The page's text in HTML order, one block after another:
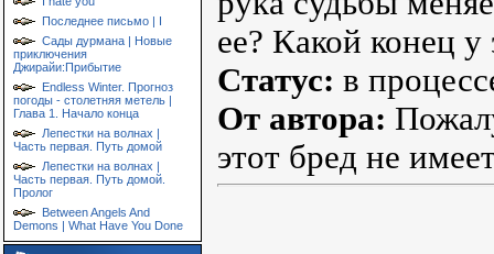
Последнее письмо | I
Сады дурмана | Новые
приключения
Джирайи:Прибытие
Endless Winter. Прогноз
погоды - столетняя метель |
Глава 1. Начало конца
Лепестки на волнах |
Часть первая. Путь домой
Лепестки на волнах |
Часть первая. Путь домой.
Пролог
Between Angels And
Demons | What Have You Done
ее? Какой конец у
Статус: в
От автора:
этот бред не